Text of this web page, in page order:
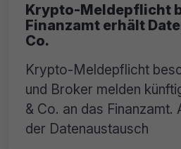
Krypto-Meldepflicht
Finanzamt erhält
Co.
Krypto-Meldepflicht
und Broker melden
& Co. an das
der Datenaustausch